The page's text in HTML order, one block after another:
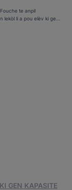
te anpil
li a pou elèv ki gen
mache, [...]
GEN KAPASITE